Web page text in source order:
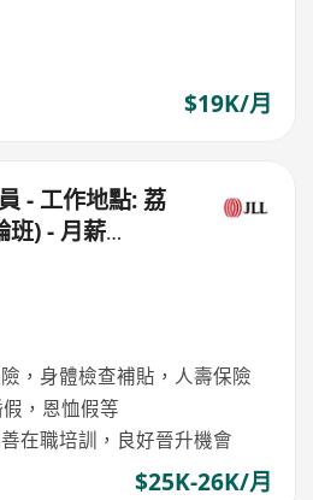
$19K/月
- 工作地點: 荔
班) - 月薪
，身體檢查補貼，人壽保險
，恩恤假等
在職培訓，良好晉升機會
$25K-26K/月